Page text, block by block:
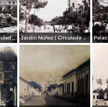
Portal Medellin ( Circulada el 12 de Enero de 1911 ). Jardín Núñez ( Circulada el 12 de Enero de 1911 ).